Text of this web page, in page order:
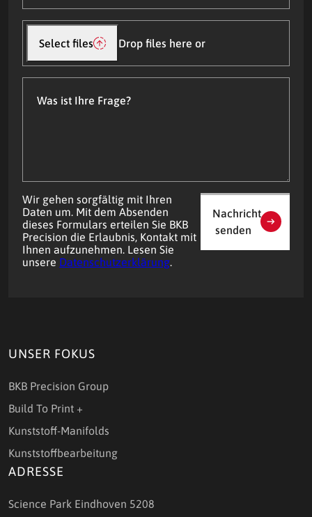
Datei(en)
hochladen
Drop files here or
Select files
Wir gehen sorgfältig mit Ihren
Daten um. Mit dem Absenden
dieses Formulars erteilen Sie BKB
Precision die Erlaubnis, Kontakt mit
Ihnen aufzunehmen. Lesen Sie
unsere Datenschutzerklärung.
Nachricht
senden
UNSER FOKUS
BKB Precision Group
Build To Print +
Kunststoff-Manifolds
Kunststoffbearbeitung
ADRESSE
Science Park Eindhoven 5208